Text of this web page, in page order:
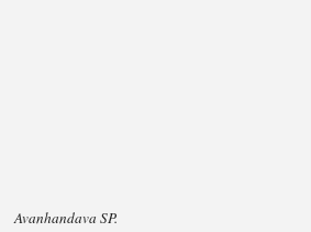
Avanhandava SP.